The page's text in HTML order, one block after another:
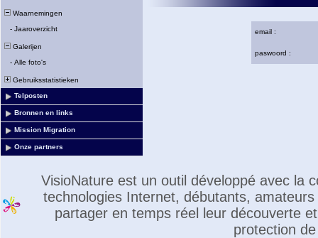
Waarnemingen
- Jaaroverzicht
Galerijen
- Alle foto's
Gebruiksstatistieken
Telposten
Bronnen en links
Mission Migration
Onze partners
email :
paswoord :
VisioNature est un outil développé avec la
technologies Internet, débutants,
partager en temps réel leur découverte
protection